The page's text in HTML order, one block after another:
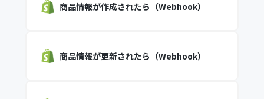
商品情報が作成されたら（Webhook）
商品情報が更新されたら（Webhook）